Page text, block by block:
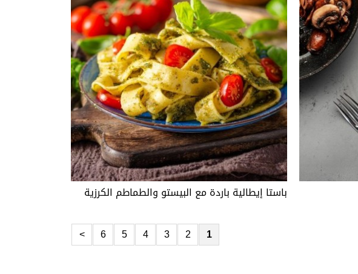
باستا إيطالية باردة مع البيستو والطماطم الكرزية
1
2
3
4
5
6
>